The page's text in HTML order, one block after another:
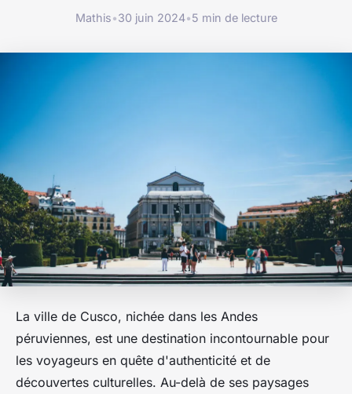
Mathis•30 juin 2024•5 min de lecture
La ville de Cusco, nichée dans les Andes
péruviennes, est une destination incontournable pour
les voyageurs en quête d'authenticité et de
découvertes culturelles. Au-delà de ses paysages